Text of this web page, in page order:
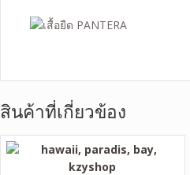
สินค้าที่เกี่ยวข้อง